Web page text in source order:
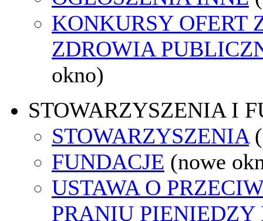
KONKURSY OFERT
ZDROWIA
okno)
STOWARZYSZENIA I
STOWARZYSZENIA
FUNDACJE (nowe
USTAWA O
PRANIU PIENIĘDZY